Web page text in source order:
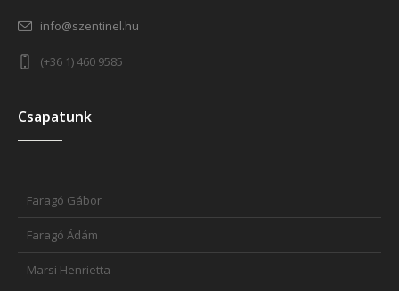
info@szentinel.hu
(+36 1) 460 9585
Csapatunk
Faragó Gábor
Faragó Ádám
Marsi Henrietta